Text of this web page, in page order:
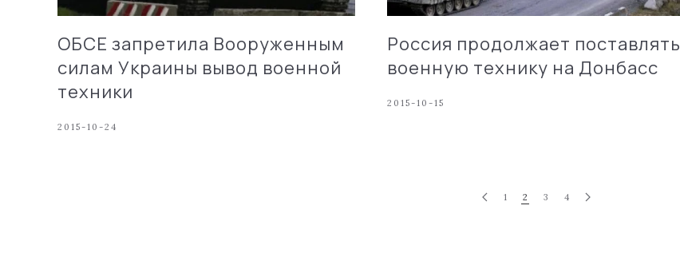
ОБСЕ запретила Вооруженным
силам Украины вывод военной
техники
2015-10-24
Россия продолжает поставлять
военную технику на Донбасс
2015-10-15
1 2 3 4